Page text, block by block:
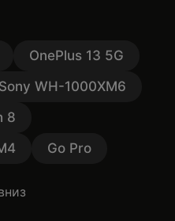
OnePlus 13 5G
Sony WH-1000XM6
8
Go Pro